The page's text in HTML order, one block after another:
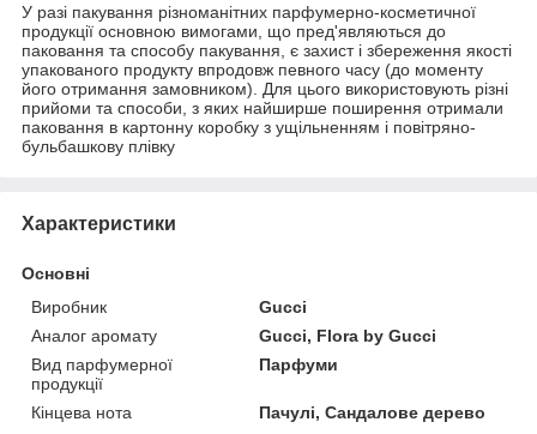
У разі пакування різноманітних парфумерно-косметичної
продукції основною вимогами, що пред'являються до
паковання та способу пакування, є захист і збереження якості
упакованого продукту впродовж певного часу (до моменту
його отримання замовником). Для цього використовують різні
прийоми та способи, з яких найширше поширення отримали
паковання в картонну коробку з ущільненням і повітряно-
бульбашкову плівку
Характеристики
Основні
Виробник
Gucci
Аналог аромату
Gucci, Flora by Gucci
Вид парфумерної
продукції
Парфуми
Кінцева нота
Пачулі, Сандалове дерево